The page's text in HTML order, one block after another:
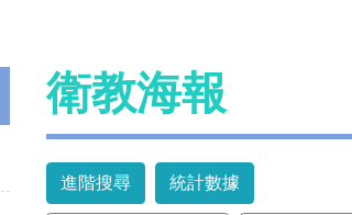
衛教海報
進階搜尋 統計數據